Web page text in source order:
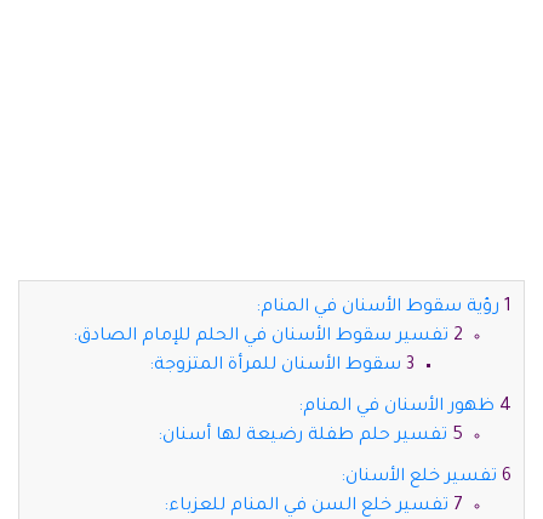
رؤية سقوط الأسنان في المنام:
تفسير سقوط الأسنان في الحلم للإمام الصادق:
سقوط الأسنان للمرأة المتزوجة:
ظهور الأسنان في المنام:
تفسير حلم طفلة رضيعة لها أسنان:
تفسير خلع الأسنان:
تفسير خلع السن في المنام للعزباء: